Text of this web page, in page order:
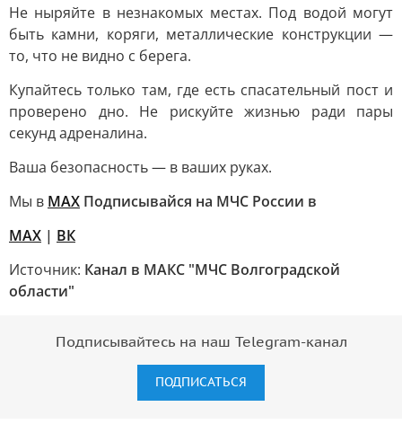
Не ныряйте в незнакомых местах. Под водой могут
быть камни, коряги, металлические конструкции —
то, что не видно с берега.
Купайтесь только там, где есть спасательный пост и
проверено дно. Не рискуйте жизнью ради пары
секунд адреналина.
Ваша безопасность — в ваших руках.
Мы в МАХ Подписывайся на МЧС России в
МАХ | ВК
Источник: Канал в МАКС "МЧС Волгоградской
области"
Подписывайтесь на наш Telegram-канал
ПОДПИСАТЬСЯ